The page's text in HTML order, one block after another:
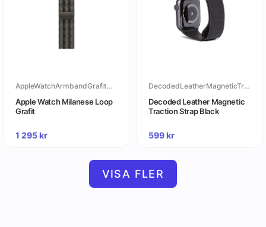
AppleWatchArmbandGrafitMilaneseLoop
Apple Watch Milanese Loop
Grafit
1 295kr
DecodedLeatherMagneticTractionStrapBlack
Decoded Leather Magnetic
Traction Strap Black
599kr
VISA FLER